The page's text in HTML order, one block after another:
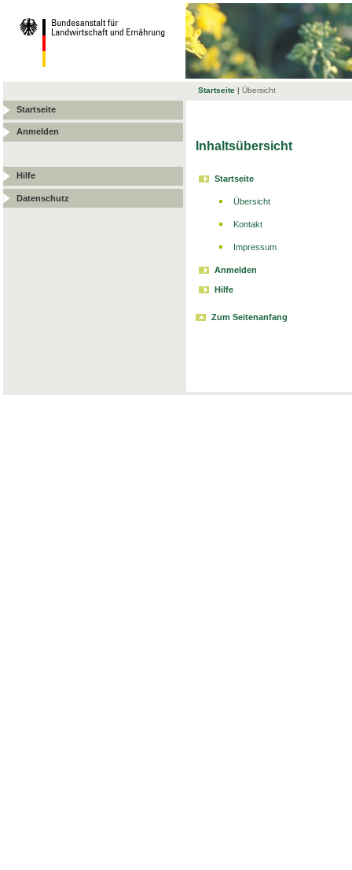
Startseite | Übersicht
Startseite
Anmelden
Hilfe
Datenschutz
Inhaltsübersicht
Startseite
Übersicht
Kontakt
Impressum
Anmelden
Hilfe
Zum Seitenanfang